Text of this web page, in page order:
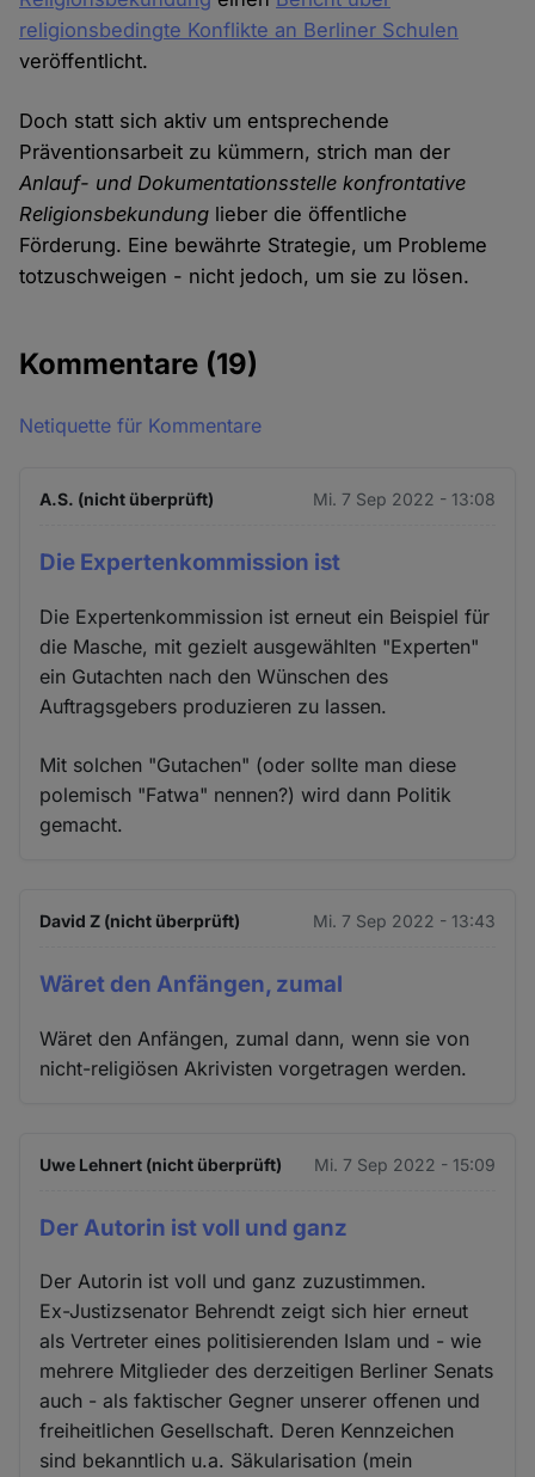
religionsbedingte Konflikte an Berliner Schulen
veröffentlicht.
Doch statt sich aktiv um entsprechende
Präventionsarbeit zu kümmern, strich man der
Anlauf- und Dokumentationsstelle konfrontative
Religionsbekundung lieber die öffentliche
Förderung. Eine bewährte Strategie, um Probleme
totzuschweigen - nicht jedoch, um sie zu lösen.
Kommentare (19)
Netiquette für Kommentare
A.S. (nicht überprüft) Mi. 7 Sep 2022 - 13:08
Die Expertenkommission ist
Die Expertenkommission ist erneut ein Beispiel für
die Masche, mit gezielt ausgewählten "Experten"
ein Gutachten nach den Wünschen des
Auftragsgebers produzieren zu lassen.
Mit solchen "Gutachen" (oder sollte man diese
polemisch "Fatwa" nennen?) wird dann Politik
gemacht.
David Z (nicht überprüft) Mi. 7 Sep 2022 - 13:43
Wäret den Anfängen, zumal
Wäret den Anfängen, zumal dann, wenn sie von
nicht-religiösen Akrivisten vorgetragen werden.
Uwe Lehnert (nicht überprüft) Mi. 7 Sep 2022 - 15:09
Der Autorin ist voll und ganz
Der Autorin ist voll und ganz zuzustimmen.
Ex-Justizsenator Behrendt zeigt sich hier erneut
als Vertreter eines politisierenden Islam und - wie
mehrere Mitglieder des derzeitigen Berliner Senats
auch - als faktischer Gegner unserer offenen und
freiheitlichen Gesellschaft. Deren Kennzeichen
sind bekanntlich u.a. Säkularisation (mein